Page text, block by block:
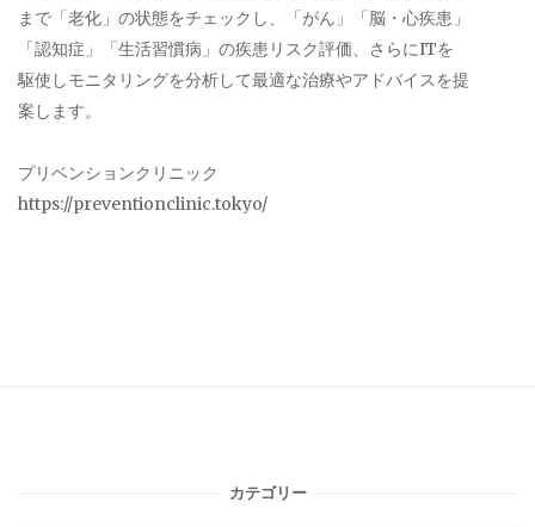
まで「老化」の状態をチェックし、「がん」「脳・心疾患」
「認知症」「生活習慣病」の疾患リスク評価、さらにITを
駆使しモニタリングを分析して最適な治療やアドバイスを提
案します。
プリベンションクリニック
https://preventionclinic.tokyo/
カテゴリー